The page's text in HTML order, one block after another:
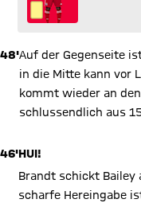
48'Auf der Gegenseite
in die Mitte kann vor
kommt wieder an
schlussendlich aus
46'HUI!
Brandt schickt Bailey
scharfe Hereingabe